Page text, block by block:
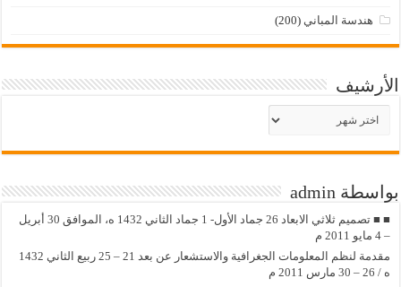
هندسة المباني (200)
الأرشيف
الأرشيف
بواسطة admin
■ ■ تصميم ثلاثي الابعاد 26 جماد الأول- 1 جماد الثاني 1432 ه، الموافق 30 أبريل
– 4 مايو 2011 م
مقدمة لنظم المعلومات الجغرافية والاستشعار عن بعد 21 – 25 ربيع الثاني 1432
ه / 26 – 30 مارس 2011 م